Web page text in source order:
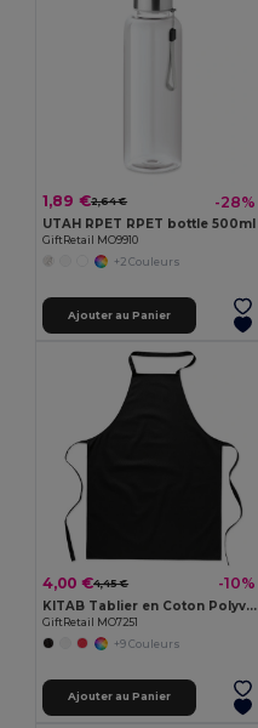
1,89 €2,64 € -28%
UTAH RPET RPET bottle 500ml
GiftRetail MO9910
+2 Couleurs
Ajouter au Panier
4,00 €4,45 € -10%
KITAB Tablier en Coton Polyvalent pour Cuisine et Jardinage
GiftRetail MO7251
+9 Couleurs
Ajouter au Panier